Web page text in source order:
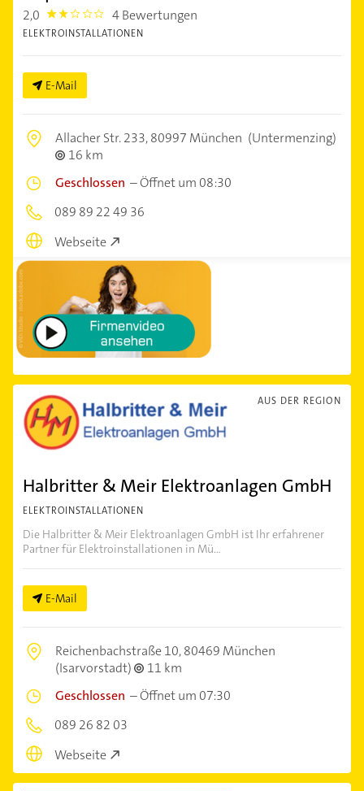
2,0 2.0 4 Bewertungen
ELEKTROINSTALLATIONEN
E-Mail
Allacher Str. 233,80997 München (Untermenzing)
16 km
Geschlossen –Öffnet um 08:30
089 89 22 49 36
Webseite
AUS DER REGION
Halbritter & Meir Elektroanlagen GmbH
ELEKTROINSTALLATIONEN
Die Halbritter & Meir Elektroanlagen GmbH ist Ihr erfahrener
Partner für Elektroinstallationen in Mü...
E-Mail
Reichenbachstraße 10,80469 München
(Isarvorstadt)
11 km
Geschlossen –Öffnet um 07:30
089 26 82 03
Webseite